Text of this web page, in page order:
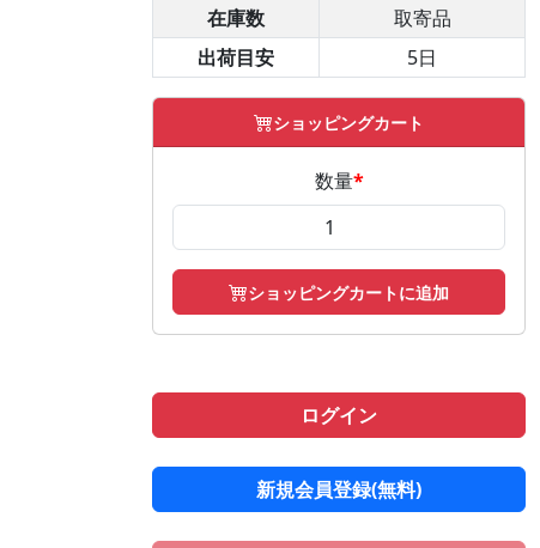
在庫数
取寄品
出荷目安
5日
ショッピングカート
数量*
ショッピングカートに追加
ログイン
新規会員登録(無料)